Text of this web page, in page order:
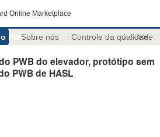
Online Marketplace
PWBSobre nós Controle da qualidade
>>
PWB do elevador, protótipo sem
PWB de HASL